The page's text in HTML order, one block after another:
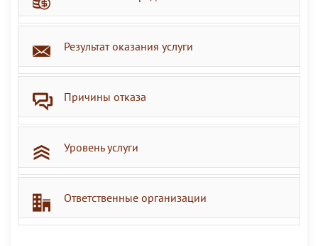
Результат оказания услуги
Причины отказа
Уровень услуги
Ответственные организации